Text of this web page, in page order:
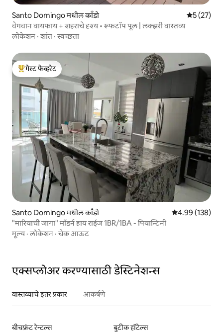
Santo Domingo मधील काँडो 5 पैकी 5
5 (27)
वेगवान वायफाय + शहराचे दृश्य • रूफटॉप पूल | लक्झरी वास्तव्य
लोकेशन ·शांत ·स्वच्छता
टॉप गेस्ट फेव्हरेट
गेस्ट फेव्हरेट
Santo Domingo मधील काँडो 5 पैकी 4.99
4.99 (138)
"मारियाची जागा" मॉडर्न हाय राईज 1BR/1BA - पियान्टिनी
मूल्य·लोकेशन ·चेक आऊट
एक्सप्लोअर करण्यासाठी डेस्टिनेशन्स
वास्तव्याचे इतर प्रकार आकर्षणे
बीचफ्रंट रेन्टल्स
बुटीक हॉटेल्स